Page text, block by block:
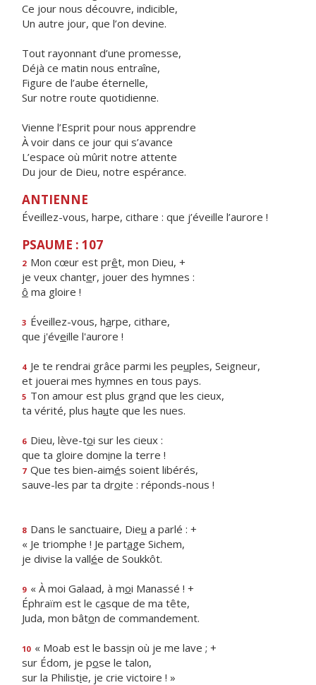
Ce jour nous découvre, indicible,
Un autre jour, que l’on devine.
Tout rayonnant d’une promesse,
Déjà ce matin nous entraîne,
Figure de l’aube éternelle,
Sur notre route quotidienne.
Vienne l’Esprit pour nous apprendre
À voir dans ce jour qui s’avance
L’espace où mûrit notre attente
Du jour de Dieu, notre espérance.
ANTIENNE
Éveillez-vous, harpe, cithare : que j’éveille l’aurore !
PSAUME : 107
2 Mon cœur est prêt, mon Dieu, +
je veux chanter, jouer des hymnes :
ô ma gloire !
3 Éveillez-vous, harpe, cithare,
que j'éveille l'aurore !
4 Je te rendrai grâce parmi les peuples, Seigneur,
et jouerai mes hymnes en tous pays.
5 Ton amour est plus grand que les cieux,
ta vérité, plus haute que les nues.
6 Dieu, lève-toi sur les cieux :
que ta gloire domine la terre !
7 Que tes bien-aimés soient libérés,
sauve-les par ta droite : réponds-nous !
8 Dans le sanctuaire, Dieu a parlé : +
« Je triomphe ! Je partage Sichem,
je divise la vallée de Soukkôt.
9 « À moi Galaad, à moi Manassé ! +
Éphraïm est le casque de ma tête,
Juda, mon bâton de commandement.
10 « Moab est le bassin où je me lave ; +
sur Édom, je pose le talon,
sur la Philistie, je crie victoire ! »